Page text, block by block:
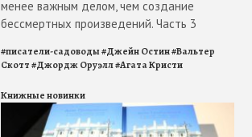
менее важным делом, чем создание
бессмертных произведений. Часть 3
#писатели-садоводы#Джейн Остин#Вальтер
Скотт#Джордж Оруэлл#Агата Кристи
Книжные новинки